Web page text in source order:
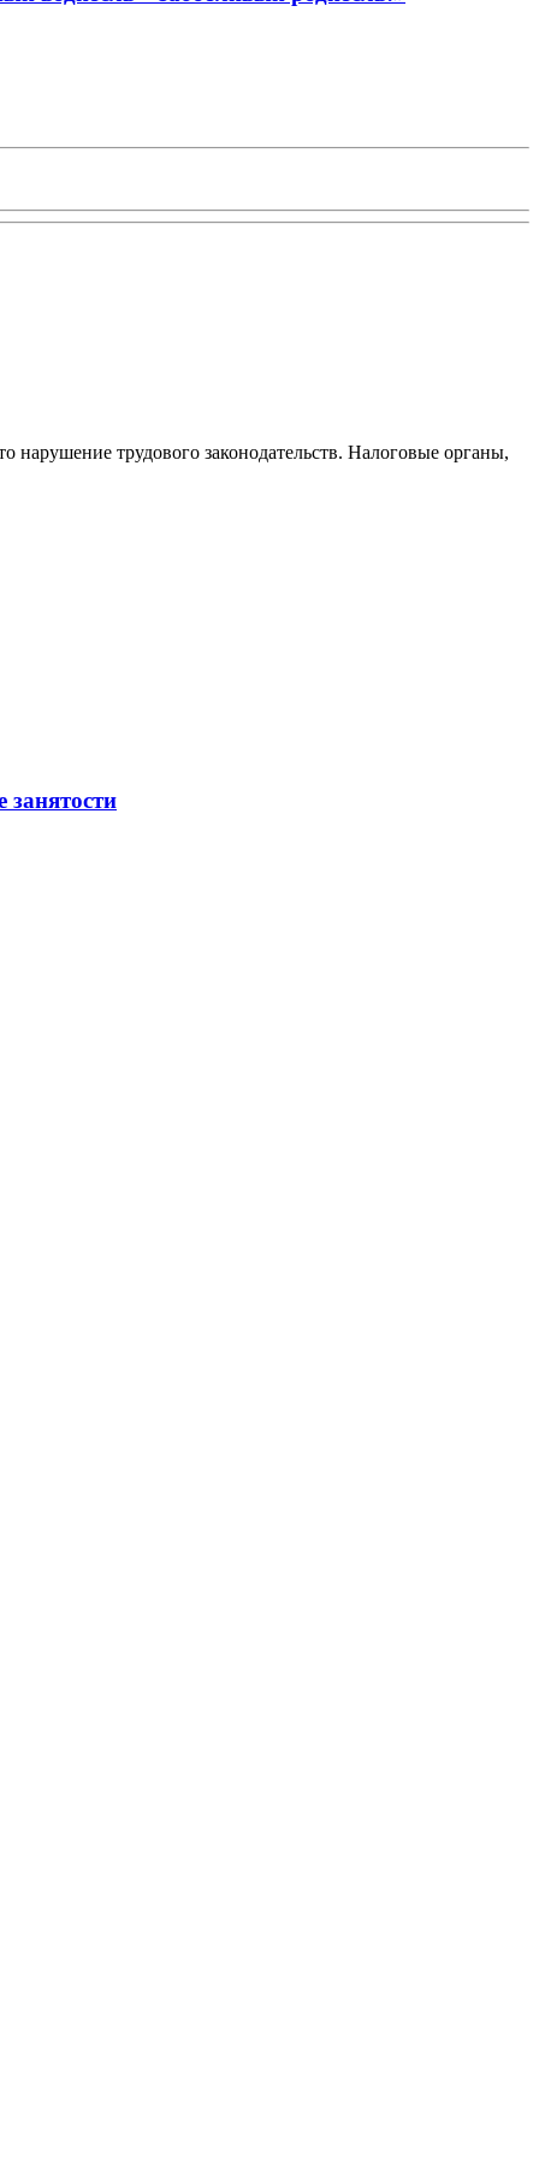
нарушение трудового законодательств. Налоговые органы,